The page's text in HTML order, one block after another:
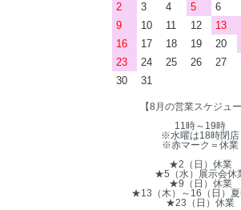
2
3 4 5 6
9
10 11 12 13
16
17 18 19 20
23
24 25 26 27
30
31
【8月の営業スケジュー
11時～19時
※水曜は18時閉店
※赤マーク＝休業
★2（日）休業
★5（水）展示会休
★9（日）休業
★13（木）～16（日）
★23（日）休業